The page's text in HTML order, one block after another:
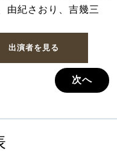
由紀さおり、吉幾三
出演者を見る
次へ